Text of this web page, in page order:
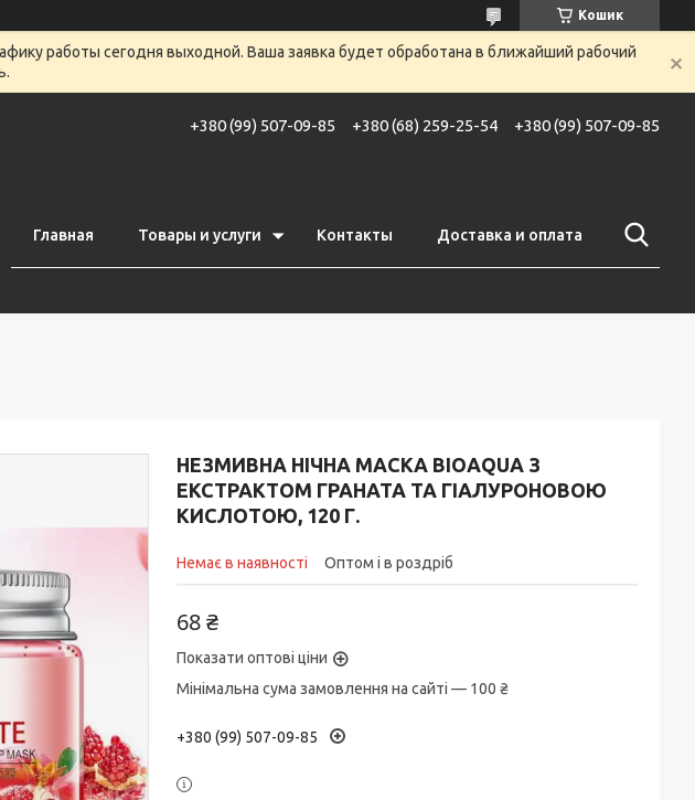
Кошик
работы сегодня выходной. Ваша заявка будет обработана в ближайший рабочий
+380 (99) 507-09-85 +380 (68) 259-25-54 +380 (99) 507-09-85
Главная Товары и услуги Контакты Доставка и оплата
НЕЗМИВНА НІЧНА МАСКА BIOAQUA З
ЕКСТРАКТОМ ГРАНАТА ТА ГІАЛУРОНОВОЮ
КИСЛОТОЮ, 120 Г.
Немає в наявності Оптом і в роздріб
68 ₴
Показати оптові ціни
Мінімальна сума замовлення на сайті — 100 ₴
+380 (99) 507-09-85